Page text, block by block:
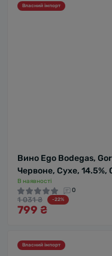
Власний імпорт
Вино Ego Bodegas,
Червоне, Сухе, 14.5%,
В наявності
0
1 031 ₴ -22%
799 ₴
Власний імпорт